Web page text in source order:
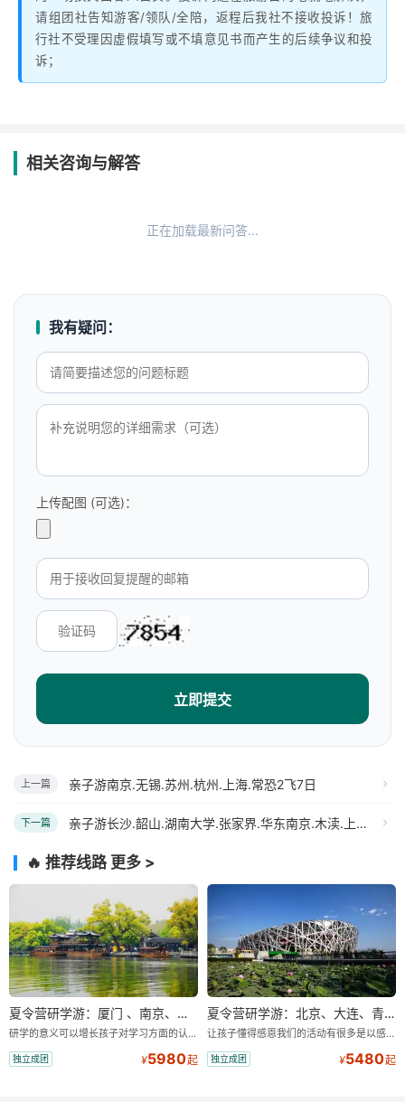
请组团社告知游客/领队/全陪，返程后我社不接收投诉！旅
行社不受理因虚假填写或不填意见书而产生的后续争议和投
诉；
相关咨询与解答
正在加载最新问答...
我有疑问：
上传配图 (可选)：
立即提交
上一篇 亲子游南京.无锡.苏州.杭州.上海.常恐2飞7日
下一篇 亲子游长沙.韶山.湖南大学.张家界.华东南京.木渎.上海单飞12日游
🔥 推荐线路 更多 >
夏令营研学游：厦门 、南京、苏州、杭州、上海单飞14日
研学的意义可以增长孩子对学习方面的认知和探索能力，激发孩子的学习欲望和求知欲。感受美景，享受美食，地域风情带给我们不一样的感受，领会大自然的鬼斧神工，增加见识。了解不同地区文化，感受多文化，多习俗的熏陶，培养文化素质高的学生。
独立成团 ¥5980起
夏令营研学游：北京、大连、青岛、济南单飞11日
让孩子懂得感恩我们的活动有很多是以感恩为主题的，比如风雨人生路”、信任感恩晚会”等，在老师一步一步的引导下，孩子内心都会有很大的触动，老师也会教会他们换位思考，体会父母亲的不易，慢慢地学会了感恩的心态，珍惜现在的生活，以往很多孩子参加完活动回到家后，家长都反映孩子懂事了很多，每天回家后都会为我主动倒水等等。
独立成团 ¥5480起